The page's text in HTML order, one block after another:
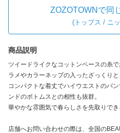
ZOZOTOWNで同
(トップス / ニ
商品説明
ツイードライクなコットンベースの糸
ラメやカラーネップの入ったざっくり
コンパクトな着丈でハイウエストのパ
ンドのボトムスとの相性も抜群。
華やかな雰囲気で春らしさを先取りでき
店舗へお問い合わせの際は、全国の